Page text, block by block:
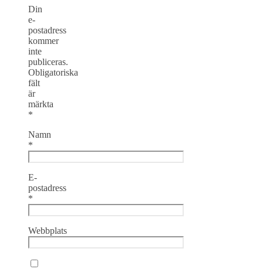
Din
e-
postadress
kommer
inte
publiceras.
Obligatoriska
fält
är
märkta
*
Namn
*
E-
postadress
*
Webbplats